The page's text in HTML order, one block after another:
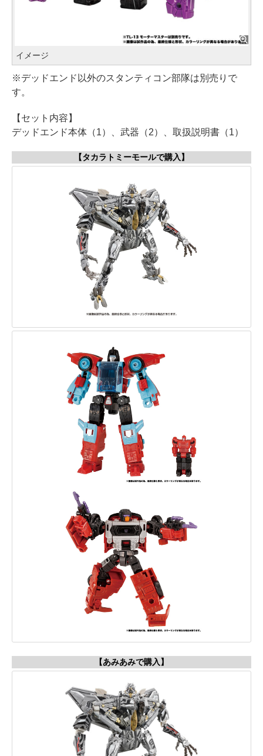
イメージ
※デッドエンド以外のスタンティコン部隊は別売りで
す。
【セット内容】
デッドエンド本体（1）、武器（2）、取扱説明書（1）
【タカラトミーモールで購入】
【あみあみで購入】